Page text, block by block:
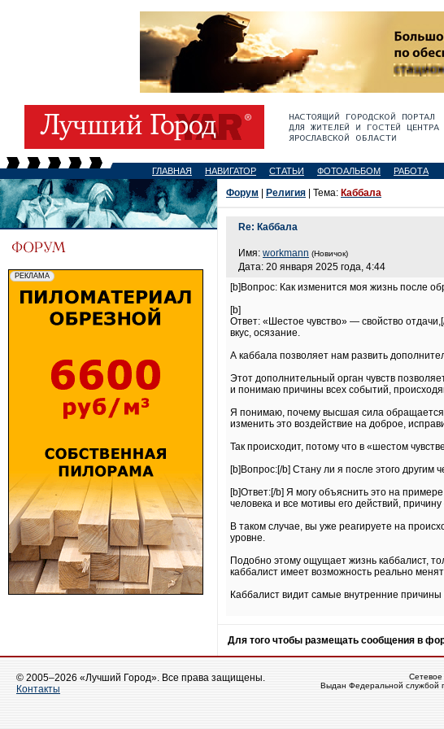
ГЛАВНАЯ НАВИГАТОР СТАТЬИ ФОТОАЛЬБОМ РАБОТА
Форум Религия | Тема: Каббала
Re: Каббала
Имя: workmann (Новичок)
Дата: 20 января 2025 года, 4:44
[b]Вопрос: Как изменится моя жизнь после
[b]
Ответ: «Шестое чувство» — свойство
вкус, осязание.
А каббала позволяет нам развить
Этот дополнительный орган чувств
и понимаю причины всех событий,
Я понимаю, почему высшая сила обращается
изменить это воздействие на доброе,
Так происходит, потому что в «шестом
[b]Вопрос:[/b] Стану ли я после этого другим
[b]Ответ:[/b] Я могу объяснить это на
человека и все мотивы его действий,
В таком случае, вы уже реагируете на
уровне.
Подобно этому ощущает жизнь каббалист,
каббалист имеет возможность реально
Каббалист видит самые внутренние
Для того чтобы размещать сообщения в
© 2005–2026 «Лучший Город». Все права защищены.
Контакты
Выдан Федеральной службой